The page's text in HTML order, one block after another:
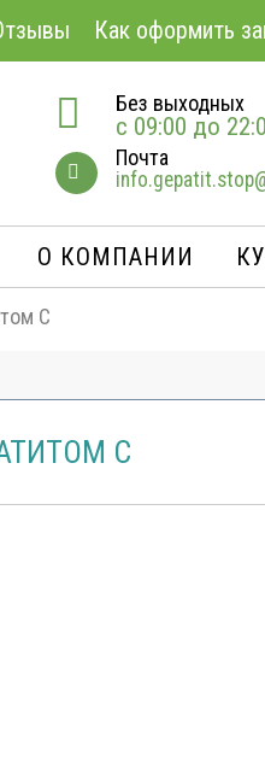
Как оформить
Без выходных
с 09:00 до
Почта
О КОМПАНИИ
С
С